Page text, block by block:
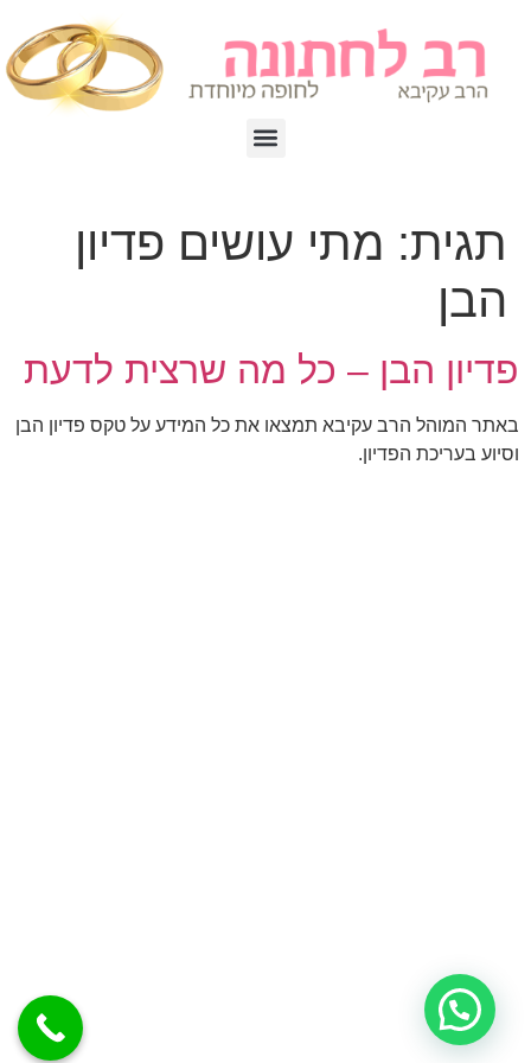
תגית: מתי עושים פדיון
הבן
פדיון הבן – כל מה שרצית לדעת
באתר המוהל הרב עקיבא תמצאו את כל המידע על טקס פדיון הבן
וסיוע בעריכת הפדיון.